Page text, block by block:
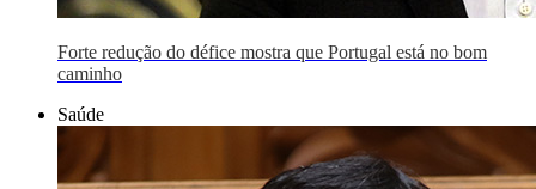
Forte redução do défice mostra que Portugal está no bom
caminho
Saúde